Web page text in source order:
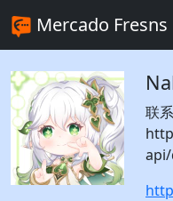
Mercado Fresns
联